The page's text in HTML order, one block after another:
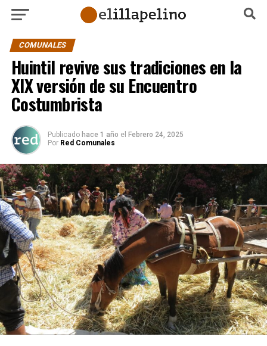
COMUNALES
Huintil revive sus tradiciones en la
XIX versión de su Encuentro
Costumbrista
Publicado hace 1 año el Febrero 24, 2025
Por Red Comunales